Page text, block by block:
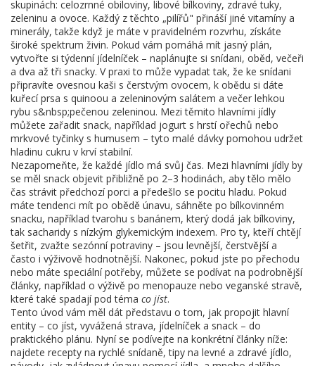
skupinách: celozrnné obiloviny, libové bílkoviny, zdravé tuky,
zeleninu a ovoce. Každý z těchto „pilířů" přináší jiné vitamíny a
minerály, takže když je máte v pravidelném rozvrhu, získáte
široké spektrum živin. Pokud vám pomáhá mít jasný plán,
vytvořte si týdenní jídelníček – naplánujte si snídani, oběd, večeři
a dva až tři snacky. V praxi to může vypadat tak, že ke snídani
připravíte ovesnou kaši s čerstvým ovocem, k obědu si dáte
kuřecí prsa s quinoou a zeleninovým salátem a večer lehkou
rybu s&nbsp;pečenou zeleninou. Mezi těmito hlavními jídly
můžete zařadit snack, například jogurt s hrstí ořechů nebo
mrkvové tyčinky s humusem – tyto malé dávky pomohou udržet
hladinu cukru v krví stabilní.
Nezapomeňte, že každé jídlo má svůj čas. Mezi hlavními jídly by
se měl snack objevit přibližně po 2–3 hodinách, aby tělo mělo
čas strávit předchozí porci a předešlo se pocitu hladu. Pokud
máte tendenci mít po obědě únavu, sáhněte po bílkovinném
snacku, například tvarohu s banánem, který dodá jak bílkoviny,
tak sacharidy s nízkým glykemickým indexem. Pro ty, kteří chtějí
šetřit, zvažte sezónní potraviny – jsou levnější, čerstvější a
často i výživově hodnotnější. Nakonec, pokud jste po přechodu
nebo máte speciální potřeby, můžete se podívat na podrobnější
články, například o výživě po menopauze nebo veganské stravě,
které také spadají pod téma co jíst.
Tento úvod vám měl dát představu o tom, jak propojit hlavní
entity – co jíst, vyvážená strava, jídelníček a snack – do
praktického plánu. Nyní se podívejte na konkrétní články níže:
najdete recepty na rychlé snídaně, tipy na levné a zdravé jídlo,